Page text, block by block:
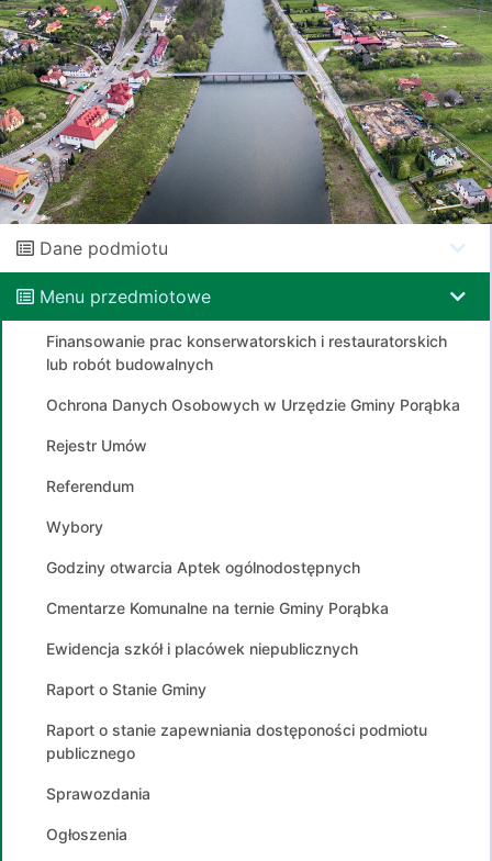
Dane podmiotu
Menu przedmiotowe
Finansowanie prac konserwatorskich i restauratorskich
lub robót budowalnych
Ochrona Danych Osobowych w Urzędzie Gminy Porąbka
Rejestr Umów
Referendum
Wybory
Godziny otwarcia Aptek ogólnodostępnych
Cmentarze Komunalne na ternie Gminy Porąbka
Ewidencja szkół i placówek niepublicznych
Raport o Stanie Gminy
Raport o stanie zapewniania dostęponości podmiotu
publicznego
Sprawozdania
Ogłoszenia